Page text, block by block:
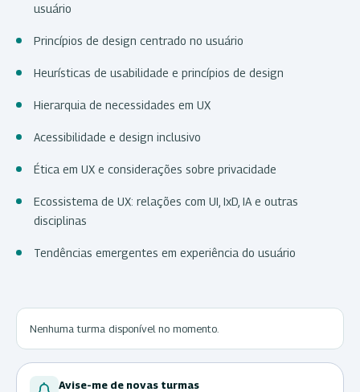
usuário
Princípios de design centrado no usuário
Heurísticas de usabilidade e princípios de design
Hierarquia de necessidades em UX
Acessibilidade e design inclusivo
Ética em UX e considerações sobre privacidade
Ecossistema de UX: relações com UI, IxD, IA e outras
disciplinas
Tendências emergentes em experiência do usuário
Nenhuma turma disponível no momento.
Avise-me de novas turmas